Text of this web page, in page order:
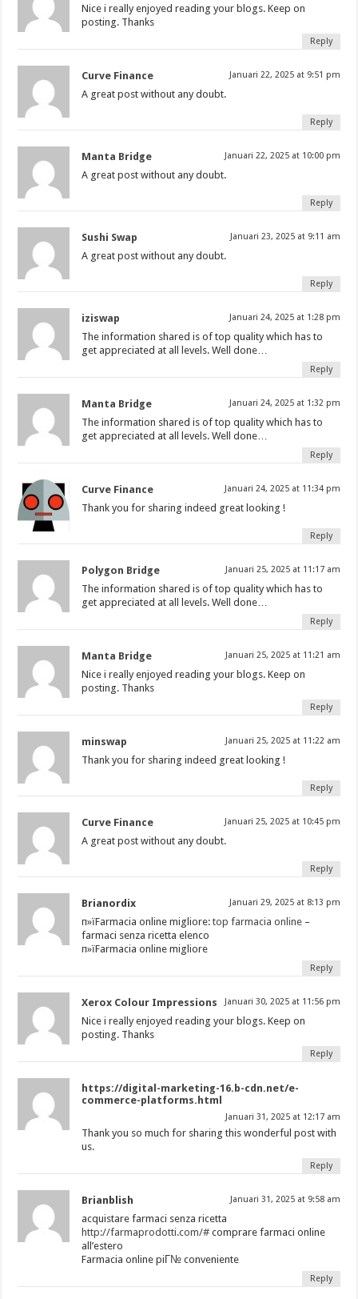
Nice i really enjoyed reading your blogs. Keep on
posting. Thanks
Reply
Curve Finance Januari 22, 2025 at 9:51 pm
A great post without any doubt.
Reply
Manta Bridge Januari 22, 2025 at 10:00 pm
A great post without any doubt.
Reply
Sushi Swap Januari 23, 2025 at 9:11 am
A great post without any doubt.
Reply
iziswap Januari 24, 2025 at 1:28 pm
The information shared is of top quality which has to
get appreciated at all levels. Well done…
Reply
Manta Bridge Januari 24, 2025 at 1:32 pm
The information shared is of top quality which has to
get appreciated at all levels. Well done…
Reply
Curve Finance Januari 24, 2025 at 11:34 pm
Thank you for sharing indeed great looking !
Reply
Polygon Bridge Januari 25, 2025 at 11:17 am
The information shared is of top quality which has to
get appreciated at all levels. Well done…
Reply
Manta Bridge Januari 25, 2025 at 11:21 am
Nice i really enjoyed reading your blogs. Keep on
posting. Thanks
Reply
minswap Januari 25, 2025 at 11:22 am
Thank you for sharing indeed great looking !
Reply
Curve Finance Januari 25, 2025 at 10:45 pm
A great post without any doubt.
Reply
Brianordix Januari 29, 2025 at 8:13 pm
п»їFarmacia online migliore:top farmacia online –
farmaci senza ricetta elenco
п»їFarmacia online migliore
Reply
Xerox Colour Impressions Januari 30, 2025 at 11:56 pm
Nice i really enjoyed reading your blogs. Keep on
posting. Thanks
Reply
https://digital-marketing-16.b-cdn.net/e-
commerce-platforms.html
Januari 31, 2025 at 12:17 am
Thank you so much for sharing this wonderful post with
us.
Reply
Brianblish Januari 31, 2025 at 9:58 am
acquistare farmaci senza ricetta
http://farmaprodotti.com/# comprare farmaci online
all’estero
Farmacia online piГ№ conveniente
Reply